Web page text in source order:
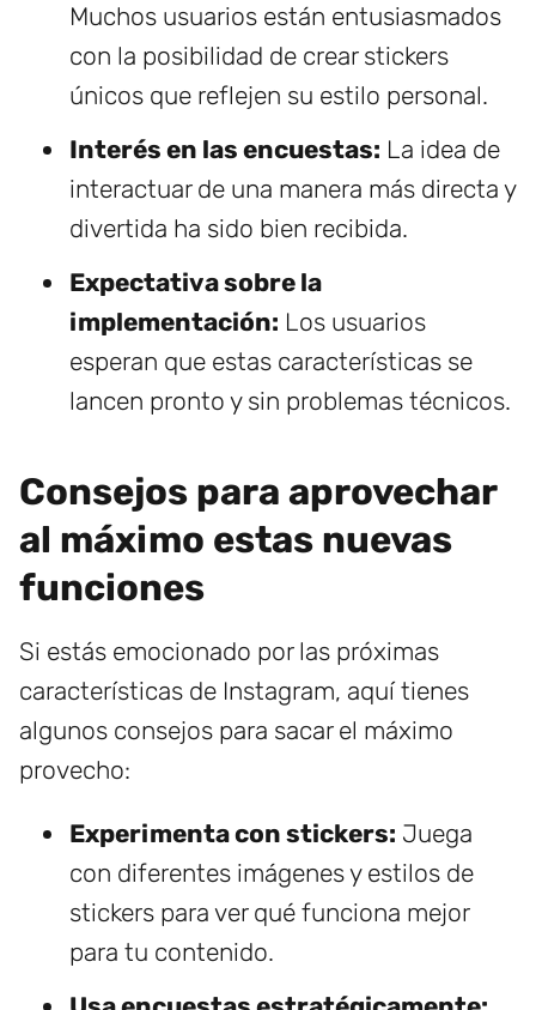
Muchos usuarios están entusiasmados
con la posibilidad de crear stickers
únicos que reflejen su estilo personal.
Interés en las encuestas: La idea de
interactuar de una manera más directa y
divertida ha sido bien recibida.
Expectativa sobre la
implementación: Los usuarios
esperan que estas características se
lancen pronto y sin problemas técnicos.
Consejos para aprovechar
al máximo estas nuevas
funciones
Si estás emocionado por las próximas
características de Instagram, aquí tienes
algunos consejos para sacar el máximo
provecho:
Experimenta con stickers: Juega
con diferentes imágenes y estilos de
stickers para ver qué funciona mejor
para tu contenido.